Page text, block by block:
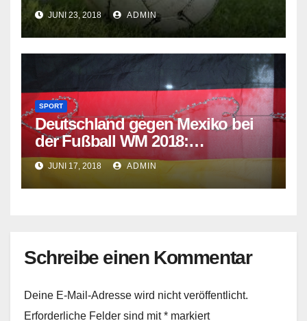
JUNI 23, 2018 ADMIN
SPORT
Deutschland gegen Mexiko bei
der Fußball WM 2018:
Aufstellung, Spielstand & mehr
JUNI 17, 2018 ADMIN
Schreibe einen Kommentar
Deine E-Mail-Adresse wird nicht veröffentlicht.
Erforderliche Felder sind mit* markiert